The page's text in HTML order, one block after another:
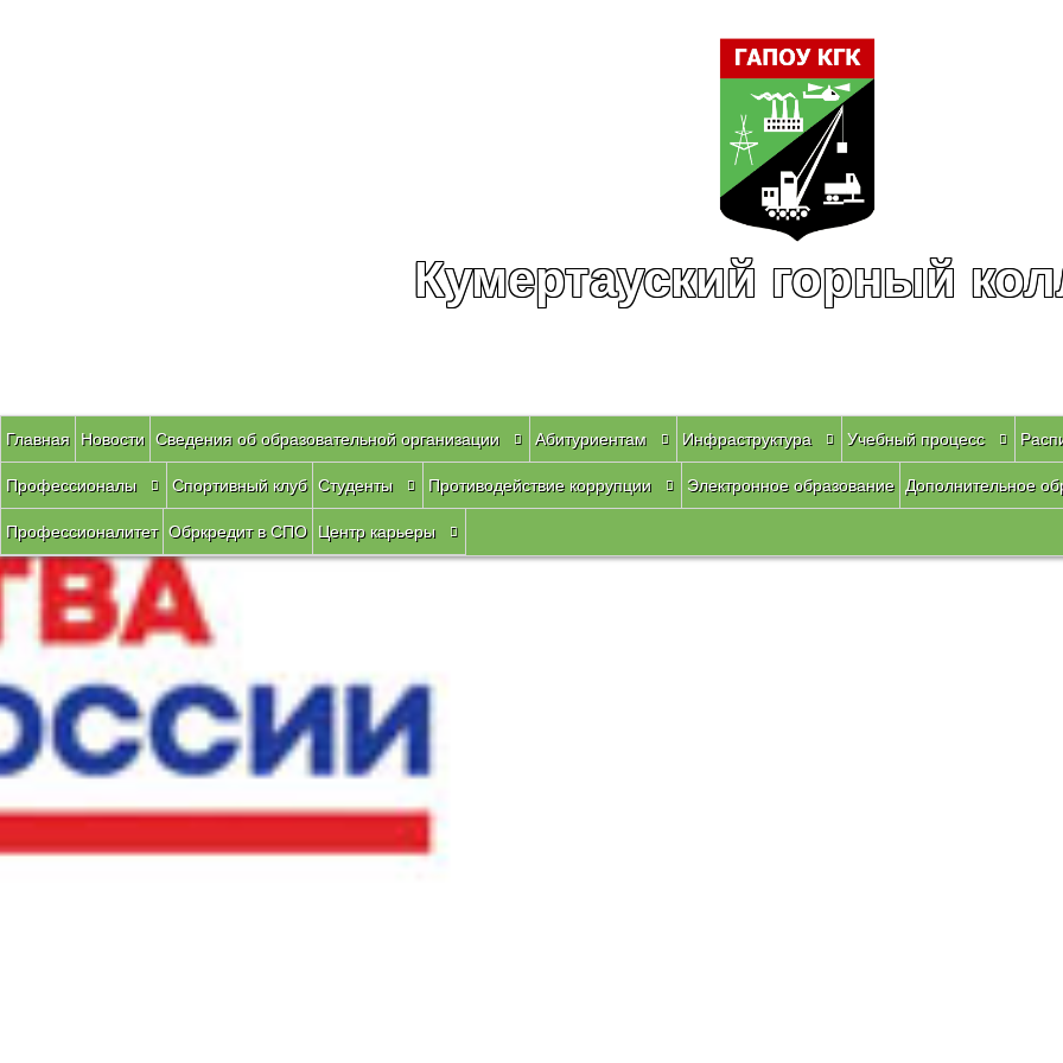
Кумертауский горный
Главная Новости Сведения об образовательной организации Абитуриентам Инфраструктура Учебный процесс
Профессионалы Спортивный клуб Студенты Противодействие коррупции Электронное образование Дополнительное
Профессионалитет Обркредит в СПО Центр карьеры
Вы здесь: Главная
Делай мир лучше силой своего мастерства!
18 сентября 2019 годав группе 1СЭЗ-16 прошёл классный час на тему «Профессиональные качества молодого специалиста в
преподаватель спецдисциплин, мастер- эксперт по стандартам Ворлдскиллс, эксперт с правом оценки демоэкзамена
Ворлдскиллс Россия, место движения в развитии мировой и отечественной системы профессионального образования и подготовки.
Классный руководитель Яковлева И.В